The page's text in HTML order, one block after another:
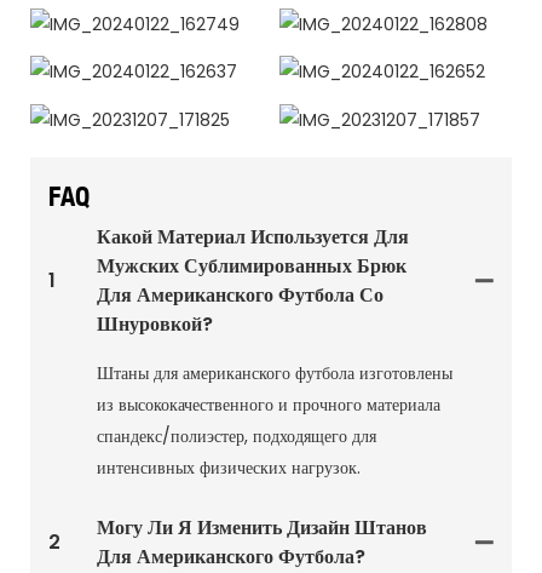
футбола
FAQ
1
Какой Материал Используется Для
Мужских Сублимированных Брюк
Для Американского Футбола Со
Шнуровкой?
Штаны для американского футбола изготовлены
из высококачественного и прочного материала
спандекс/полиэстер, подходящего для
интенсивных физических нагрузок.
2
Могу Ли Я Изменить Дизайн Штанов
Для Американского Футбола?